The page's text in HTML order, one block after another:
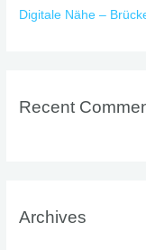
Digitale Nähe –
Recent
Archives